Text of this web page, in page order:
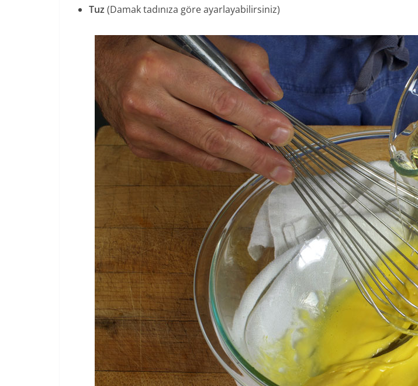
Tuz (Damak tadınıza göre ayarlayabilirsiniz)